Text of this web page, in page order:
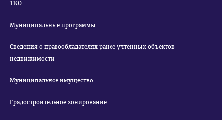
ТКО
Муниципальные программы
Сведения о правообладателях ранее учтенных объектов
недвижимости
Муниципальное имущество
Градостроительное зонирование